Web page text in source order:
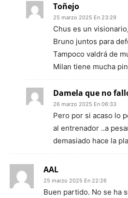
Toñejo
25 marzo 2025 En 23:29
Chus es un
Bruno juntos para
Tampoco valdrá de
Milan tiene mucha
Damela que no
26 marzo 2025 En 06:33
Pero por si acaso lo
al entrenador ..a
demasiado hace la
AAL
25 marzo 2025 En 22:26
Buen partido. No se ha